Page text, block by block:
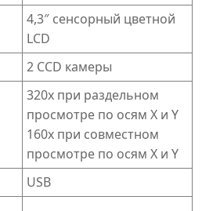
4,3″ сенсорный цветной
LCD
2 CCD камеры
320х при раздельном
просмотре по осям X и Y
160х при совместном
просмотре по осям X и Y
USB